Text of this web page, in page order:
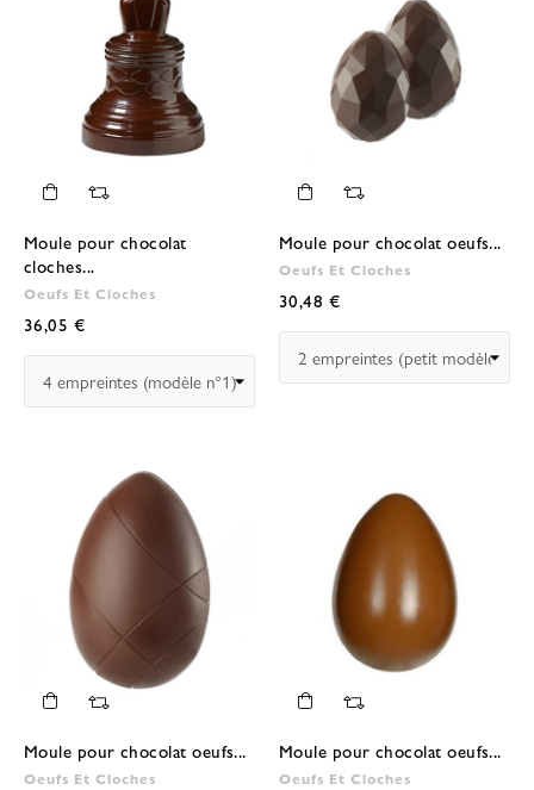
Moule pour chocolat
cloches...
Oeufs Et Cloches
36,05 €
Moule pour chocolat oeufs...
Oeufs Et Cloches
30,48 €
Moule pour chocolat oeufs...
Oeufs Et Cloches
Moule pour chocolat oeufs...
Oeufs Et Cloches